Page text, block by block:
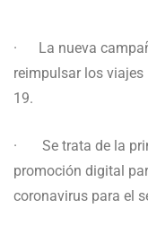
· La nueva
reimpulsar los
19.
· Se trata de la
promoción digital
coronavirus para el